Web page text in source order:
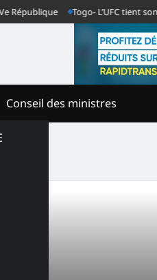
Togo- L’UFC tient son
Conseil des ministres